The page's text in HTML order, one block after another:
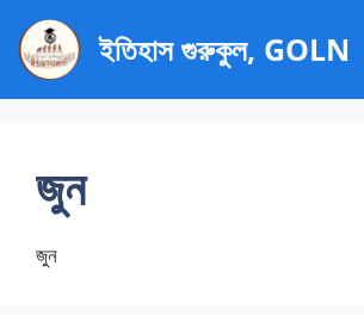
লেখায়
ইতিহাস গুরুকুল, GOLN
জুন
জুন